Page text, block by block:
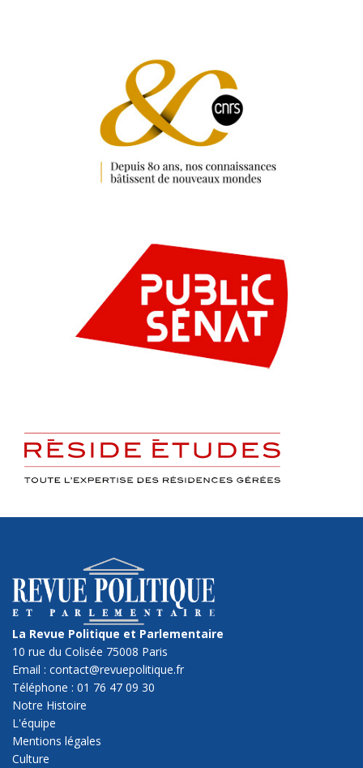
La Revue Politique et Parlementaire
10 rue du Colisée 75008 Paris
Email : contact@revuepolitique.fr
Téléphone : 01 76 47 09 30
Notre Histoire
L'équipe
Mentions légales
Culture